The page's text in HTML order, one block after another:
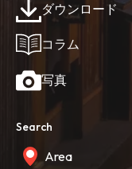
ダウンロード
コラム
写真
Search
Area